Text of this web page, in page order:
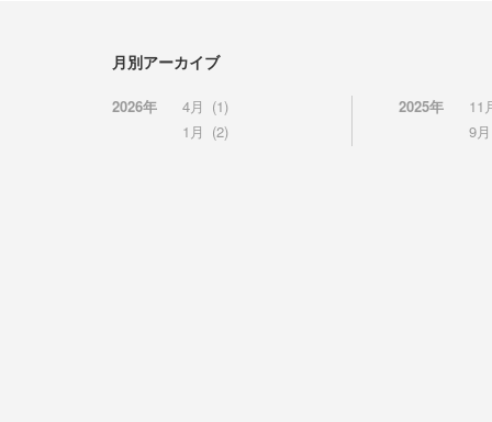
月別アーカイブ
2026年 4月 (1)
1月 (2)
2025年
11
9月